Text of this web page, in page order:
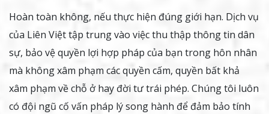
Hoàn toàn không, nếu thực hiện đúng giới hạn. Dịch vụ
của Liên Việt tập trung vào việc thu thập thông tin dân
sự, bảo vệ quyền lợi hợp pháp của bạn trong hôn nhân
mà không xâm phạm các quyền cấm, quyền bất khả
xâm phạm về chỗ ở hay đời tư trái phép. Chúng tôi luôn
có đội ngũ cố vấn pháp lý song hành để đảm bảo tính